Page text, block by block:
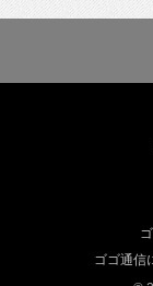
ゴゴ通信